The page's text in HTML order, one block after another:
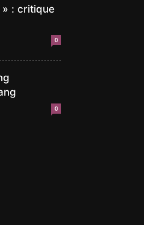
» : critique
0
0